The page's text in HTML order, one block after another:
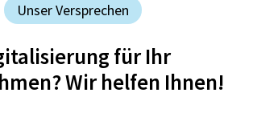
Unser Versprechen
für Ihr
Wir helfen Ihnen!